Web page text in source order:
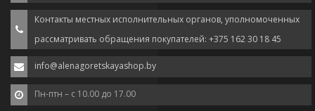
Контакты местных исполнительных органов, уполномоченных
рассматривать обращения покупателей: +375 162 30 18 45
info@alenagoretskayashop.by
Пн-птн – с 10.00 до 17.00